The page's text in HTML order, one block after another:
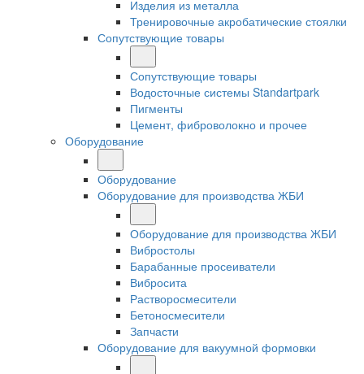
Изделия из металла
Тренировочные акробатические стоялки
Сопутствующие товары
Сопутствующие товары
Водосточные системы Standartpark
Пигменты
Цемент, фиброволокно и прочее
Оборудование
Оборудование
Оборудование для производства ЖБИ
Оборудование для производства ЖБИ
Вибростолы
Барабанные просеиватели
Вибросита
Растворосмесители
Бетоносмесители
Запчасти
Оборудование для вакуумной формовки